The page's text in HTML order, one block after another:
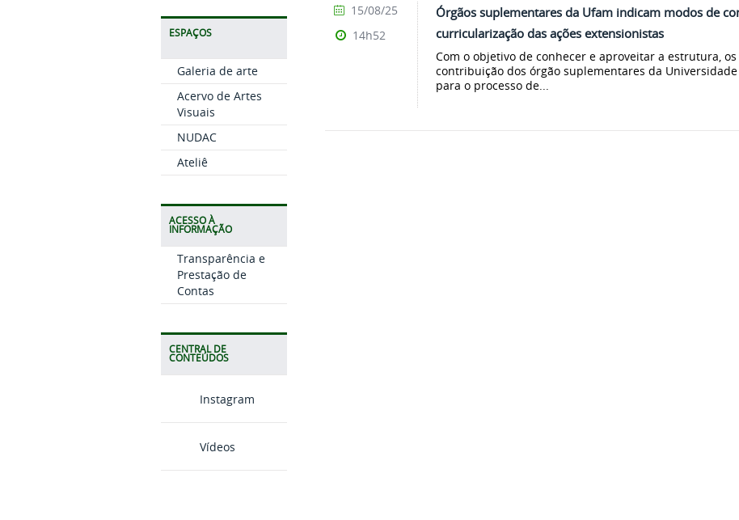
ESPAÇOS
Galeria de arte
Acervo de Artes
Visuais
NUDAC
Ateliê
ACESSO À
INFORMAÇÃO
Transparência e
Prestação de
Contas
CENTRAL DE
CONTEÚDOS
Instagram
Vídeos
Órgãos suplementares da Ufam indicam modos de
curricularização das ações extensionistas
Com o objetivo de conhecer e aproveitar a estrutura,
contribuição dos órgão suplementares da
para o processo de...
15/08/25
14h52